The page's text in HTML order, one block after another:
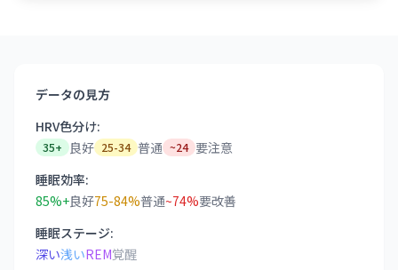
データの見方
HRV色分け:
35+ 良好 25-34 普通 ~24 要注意
睡眠効率:
85%+良好75-84%普通~74%要改善
睡眠ステージ:
深い浅いREM覚醒